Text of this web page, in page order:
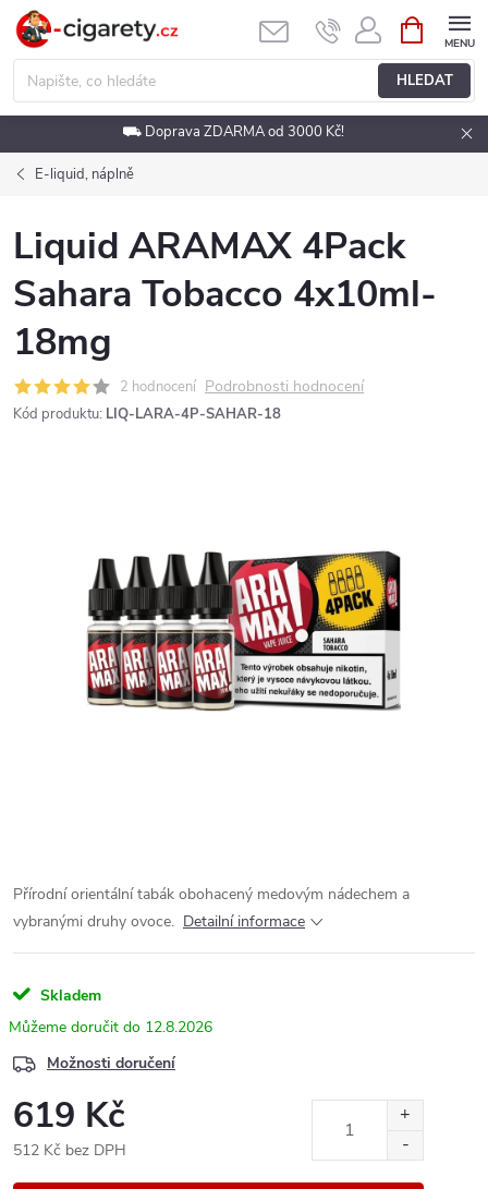
Přejít
obsah
HLEDAT
NÁKUPNÍ
KOŠÍK
⛟ Doprava ZDARMA od 3000 Kč!
E-liquid, náplně
Liquid ARAMAX 4Pack
Sahara Tobacco 4x10ml-
18mg
2 hodnocení Podrobnosti hodnocení
Kód produktu: LIQ-LARA-4P-SAHAR-18
Přírodní orientální tabák obohacený medovým nádechem a
vybranými druhy ovoce. Detailní informace
Skladem
12.8.2026
Možnosti doručení
619 Kč
512 Kč bez DPH